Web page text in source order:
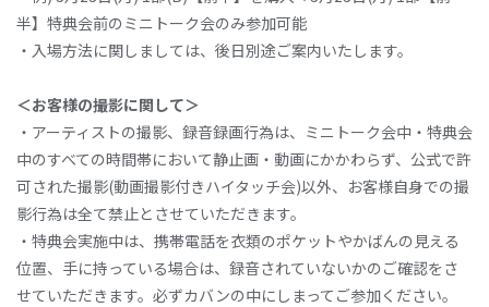
半】特典会前のミニトーク会のみ参加可能
・入場方法に関しましては、後日別途ご案内いたします。
＜お客様の撮影に関して＞
・アーティストの撮影、録音録画行為は、ミニトーク会中・特典会
中のすべての時間帯において静止画・動画にかかわらず、公式で許
可された撮影(動画撮影付きハイタッチ会)以外、お客様自身での撮
影行為は全て禁止とさせていただきます。
・特典会実施中は、携帯電話を衣類のポケットやかばんの見える
位置、手に持っている場合は、録音されていないかのご確認をさ
せていただきます。必ずカバンの中にしまってご参加ください。